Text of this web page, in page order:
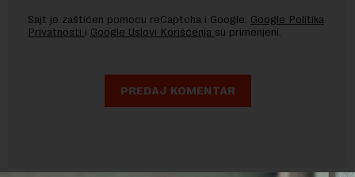
Sajt je zaštićen pomocu reCaptcha i Google. Google Politika
Privatnosti i Google Uslovi Korišćenja su primenjeni.